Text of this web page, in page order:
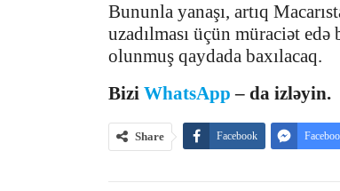
Bununla yanaşı, artıq
uzadılması üçün müraciət
olunmuş qaydada baxılacaq.
Bizi WhatsApp – da izləyin.
Share Facebook